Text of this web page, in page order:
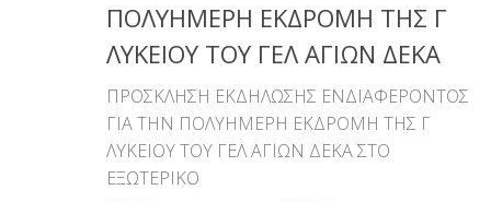
ΠΟΛΥΗΜΕΡΗ ΕΚΔΡΟΜΗ ΤΗΣ Γ
ΛΥΚΕΙΟΥ ΤΟΥ ΓΕΛ ΑΓΙΩΝ ΔΕΚΑ
ΠΡΟΣΚΛΗΣΗ ΕΚΔΗΛΩΣΗΣ ΕΝΔΙΑΦΕΡΟΝΤΟΣ
ΓΙΑ ΤΗΝ ΠΟΛΥΗΜΕΡΗ ΕΚΔΡΟΜΗ ΤΗΣ Γ
ΛΥΚΕΙΟΥ ΤΟΥ ΓΕΛ ΑΓΙΩΝ ΔΕΚΑ ΣΤΟ
ΕΞΩΤΕΡΙΚΟ